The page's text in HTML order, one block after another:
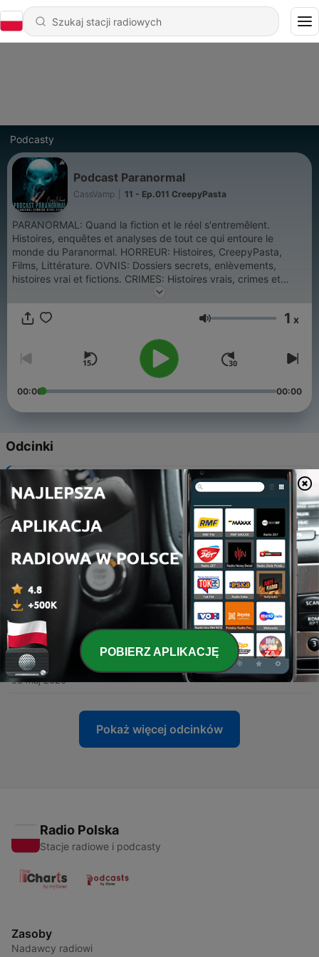
Podcasty
Podcast Paranormal
CassVamp 11 - Ep.011 CreepyPasta
PARANORMAL: Quand la fiction et le réel s'entremêlent.
Histoires, enquêtes et analyses de tout ce qui entoure le
monde du Paranormal. HORREUR: Histoires, CreepyPasta,
Films, Littérature. OVNIS: Dossiers secrets, enlèvements,
histoires vrai et fictions. CRIMES: Histoires vrais, crimes et
tueurs en série. Instagram: @cassvampoff Twitter, Twitch,
Głośność 1 x
00:00 00:00
Odcinki
Ep.011 CreepyPasta
21 cze 2021
10 - Ep.010 La Ouija
Ep.09 Allan Kardec: le codificateur du spiritisme
18 cze 2020
EP.08 Perceptions Extrasensorielles (PES)
18 maj 2020
7 - EP.07 La Maison Hantée
08 maj 2020
Pokaż więcej odcinków
Radio Polska
Stacje radiowe i podcasty
Zasoby
Nadawcy radiowi
POBIERZ APLIKACJĘ